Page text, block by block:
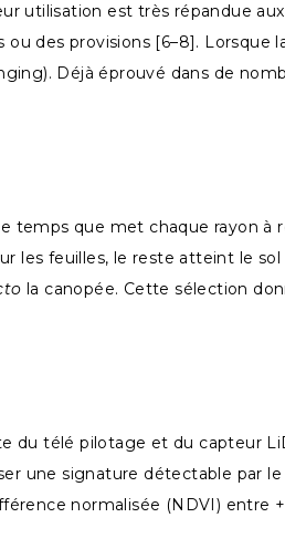
utilisation est très répandue
des provisions [6–8]. Lorsque
Déjà éprouvé dans de
temps que met chaque rayon
les feuilles, le reste atteint le
la canopée. Cette sélection
du télé pilotage et du capteur
une signature détectable
normalisée (NDVI) entre